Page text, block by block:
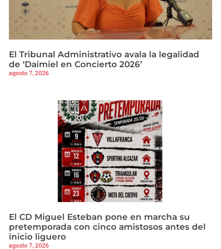
El Tribunal Administrativo avala la legalidad
de ‘Daimiel en Concierto 2026’
agosto 7, 2026
El CD Miguel Esteban pone en marcha su
pretemporada con cinco amistosos antes del
inicio liguero
agosto 7, 2026